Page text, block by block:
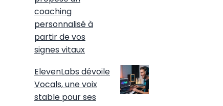
coaching
personnalisé à
partir de vos
signes vitaux
ElevenLabs dévoile
Vocals, une voix
stable pour ses